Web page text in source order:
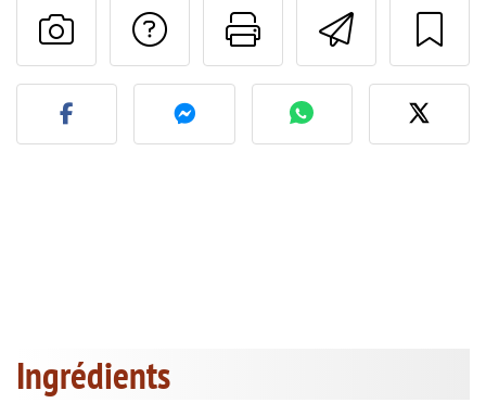
Imprimer
Poser une
Publier votre photo de
Ingrédients